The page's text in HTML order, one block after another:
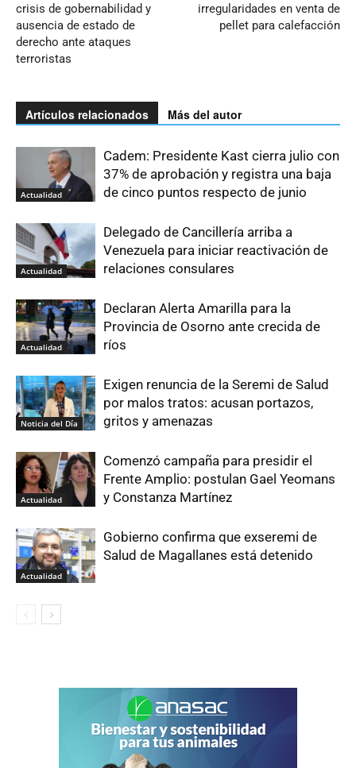
crisis de gobernabilidad y
ausencia de estado de
derecho ante ataques
terroristas
irregularidades en venta de
pellet para calefacción
Artículos relacionados Más del autor
Actualidad
Cadem: Presidente Kast cierra julio con
37% de aprobación y registra una baja
de cinco puntos respecto de junio
Actualidad
Delegado de Cancillería arriba a
Venezuela para iniciar reactivación de
relaciones consulares
Actualidad
Declaran Alerta Amarilla para la
Provincia de Osorno ante crecida de
ríos
Noticia del Día
Exigen renuncia de la Seremi de Salud
por malos tratos: acusan portazos,
gritos y amenazas
Actualidad
Comenzó campaña para presidir el
Frente Amplio: postulan Gael Yeomans
y Constanza Martínez
Actualidad
Gobierno confirma que exseremi de
Salud de Magallanes está detenido